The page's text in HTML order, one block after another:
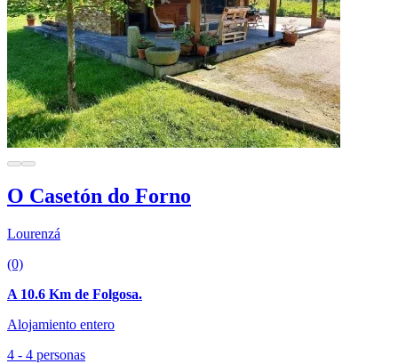
O Casetón do Forno
Lourenzá
(0)
A 10.6 Km de Folgosa.
Alojamiento entero
4 - 4 personas